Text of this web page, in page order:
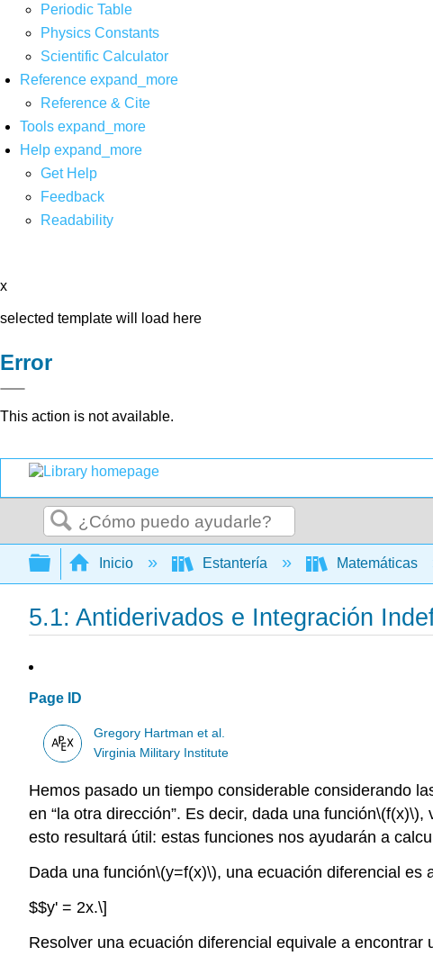
Periodic Table
Physics Constants
Scientific Calculator
Reference expand_more
Reference & Cite
Tools expand_more
Help expand_more
Get Help
Feedback
Readability
x
selected template will load here
Error
This action is not available.
Buscar
Expandir/contraer jerarquía global
Inicio Estantería Matemáticas
5.1: Antiderivados e Integración
Page ID
Gregory Hartman et al.
Virginia Military Institute
Hemos pasado un tiempo considerable considerando
en “la otra dirección”. Es decir, dada una función\(f(x)\),
esto resultará útil: estas funciones nos ayudarán a
Dada una función\(y=f(x)\), una ecuación diferencial es
$$y' = 2x.\]
Resolver una ecuación diferencial equivale a encontrar